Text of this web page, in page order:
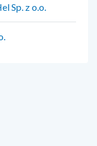
Sp. z o.o.